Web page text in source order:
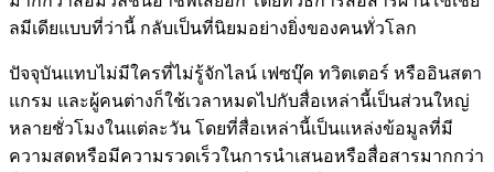
ลมีเดียแบบที่ว่านี้ กลับเป็นที่นิยมอย่างยิ่งของคนทั่วโลก
ปัจจุบันแทบไม่มีใครที่ไม่รู้จักไลน์ เฟซบุ๊ค ทวิตเตอร์ หรืออินสตา
แกรม และผู้คนต่างก็ใช้เวลาหมดไปกับสื่อเหล่านี้เป็นส่วนใหญ่
หลายชั่วโมงในแต่ละวัน โดยที่สื่อเหล่านี้เป็นแหล่งข้อมูลที่มี
ความสดหรือมีความรวดเร็วในการนำเสนอหรือสื่อสารมากกว่า